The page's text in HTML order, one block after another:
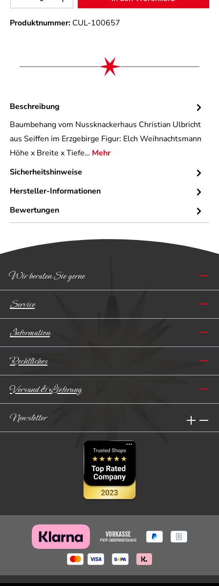
Produktnummer: CUL-100657
Beschreibung
Baumbehang vom Nussknackerhaus Christian Ulbricht
aus Seiffen im Erzgebirge Figur: Elch Weihnachtsmann
Höhe x Breite x Tiefe… Mehr
Sicherheitshinweise
Hersteller-Informationen
Bewertungen
Wir beraten Sie gerne
Service
Information
Rechtliches
Versand & Lieferung
Newsletter